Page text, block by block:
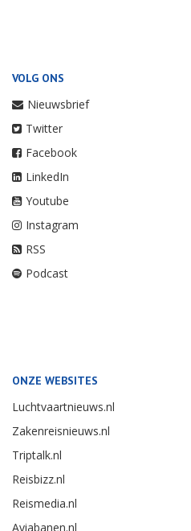
VOLG ONS
Nieuwsbrief
Twitter
Facebook
LinkedIn
Youtube
Instagram
RSS
Podcast
ONZE WEBSITES
Luchtvaartnieuws.nl
Zakenreisnieuws.nl
Triptalk.nl
Reisbizz.nl
Reismedia.nl
Aviabanen.nl